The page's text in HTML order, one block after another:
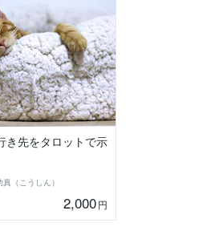
き先をタロットで示
（こうしん）
2,000円